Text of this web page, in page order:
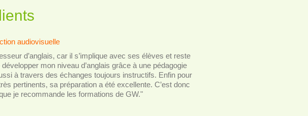
audiovisuelle
d’anglais, car il s’implique avec ses élèves et reste
mon niveau d’anglais grâce à une pédagogie
à travers des échanges toujours instructifs. Enfin pour
pertinents, sa préparation a été excellente. C’est donc
je recommande les formations de GW."